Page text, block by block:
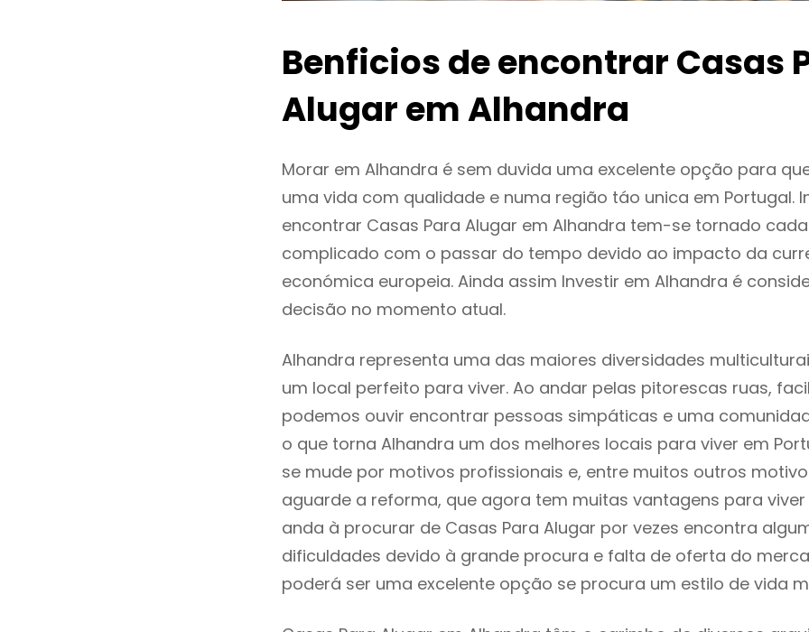
Benficios de encontrar Casas
Alugar em Alhandra
Morar em Alhandra é sem duvida uma excelente opção para
uma vida com qualidade e numa região táo unica em Portugal.
encontrar Casas Para Alugar em Alhandra tem-se tornado
complicado com o passar do tempo devido ao impacto da
económica europeia. Ainda assim Investir em Alhandra é
decisão no momento atual.
Alhandra representa uma das maiores diversidades
um local perfeito para viver. Ao andar pelas pitorescas ruas,
podemos ouvir encontrar pessoas simpáticas e uma
o que torna Alhandra um dos melhores locais para viver em
se mude por motivos profissionais e, entre muitos outros
aguarde a reforma, que agora tem muitas vantagens para viver
anda à procurar de Casas Para Alugar por vezes encontra
dificuldades devido à grande procura e falta de oferta do
poderá ser uma excelente opção se procura um estilo de vida